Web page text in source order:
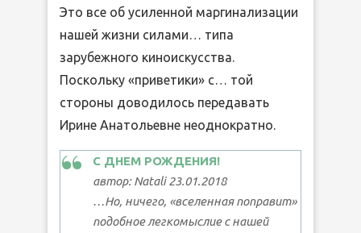
Это все об усиленной маргинализации
нашей жизни силами… типа
зарубежного киноискусства.
Поскольку «приветики» с… той
стороны доводилось передавать
Ирине Анатольевне неоднократно.
С ДНЕМ РОЖДЕНИЯ!
автор: Natali 23.01.2018
…Но, ничего, «вселенная поправит»
подобное легкомыслие с нашей